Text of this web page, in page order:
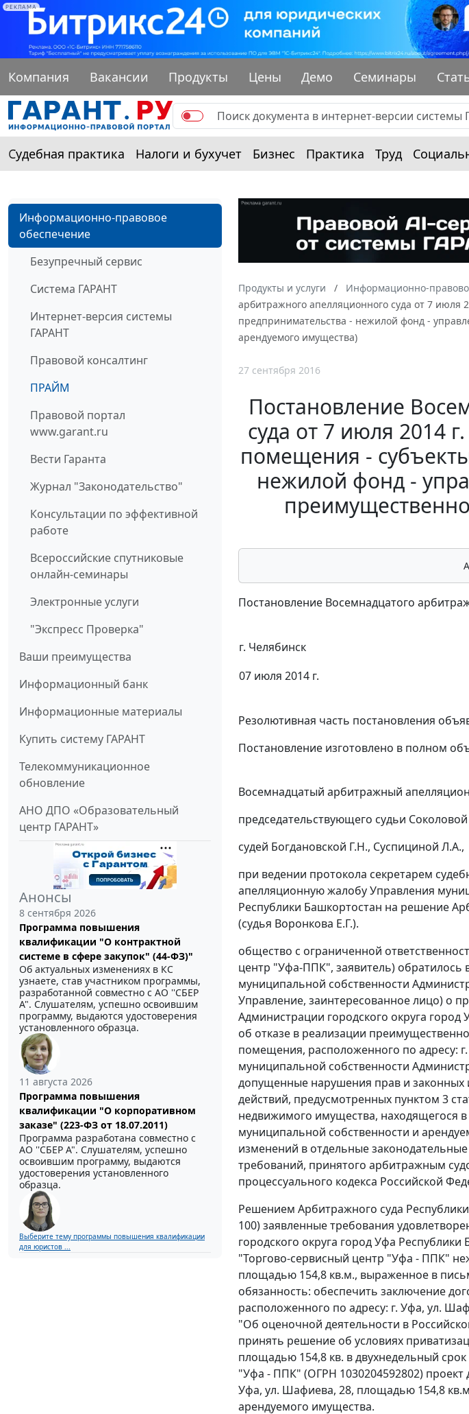
РЕКЛАМА
Компания Вакансии Продукты Цены Демо Семинары
Судебная практика Налоги и бухучет Бизнес Практика Труд
Информационно-правовое
обеспечение
Безупречный сервис
Система ГАРАНТ
Интернет-версия системы
ГАРАНТ
Правовой консалтинг
ПРАЙМ
Правовой портал
www.garant.ru
Вести Гаранта
Журнал "Законодательство"
Консультации по эффективной
работе
Всероссийские спутниковые
онлайн-семинары
Электронные услуги
"Экспресс Проверка"
Ваши преимущества
Информационный банк
Информационные материалы
Купить систему ГАРАНТ
Телекоммуникационное
обновление
АНО ДПО «Образовательный
центр ГАРАНТ»
Анонсы
8 сентября 2026
Программа повышения
квалификации "О контрактной
системе в сфере закупок" (44-ФЗ)"
Об актуальных изменениях в КС
узнаете, став участником программы,
разработанной совместно с АО ''СБЕР
А". Слушателям, успешно освоившим
программу, выдаются удостоверения
установленного образца.
11 августа 2026
Программа повышения
квалификации "О корпоративном
заказе" (223-ФЗ от 18.07.2011)
Программа разработана совместно с
АО ''СБЕР А". Слушателям, успешно
освоившим программу, выдаются
удостоверения установленного
образца.
Выберите тему программы повышения квалификации
для юристов ...
Продукты и услуги Информационно-
арбитражного апелляционного суда от 7
предпринимательства - нежилой фонд -
арендуемого имущества)
27 сентября 2016
Постановление
суда от 7 июля 2014
помещения -
нежилой фонд -
Постановление Восемнадцатого
г. Челябинск
07 июля 2014 г.
Резолютивная часть постановления
Постановление изготовлено в полном
Восемнадцатый арбитражный
председательствующего судьи
судей Богдановской Г.Н., Суспициной Л.А.,
при ведении протокола секретарем
апелляционную жалобу Управления
Республики Башкортостан на решение
(судья Воронкова Е.Г.).
общество с ограниченной
центр "Уфа-ППК", заявитель) обратилось
муниципальной собственности
Управление, заинтересованное лицо) о
Администрации городского округа
об отказе в реализации
помещения, расположенного по адресу:
муниципальной собственности
допущенные нарушения прав и
действий, предусмотренных пунктом 3
недвижимого имущества, находящегося
муниципальной собственности и
изменений в отдельные
требований, принятого арбитражным
процессуального кодекса Российской
Решением Арбитражного суда
100) заявленные требования
городского округа город Уфа
"Торгово-сервисный центр "Уфа - ППК"
площадью 154,8 кв.м., выраженное в
обязанность: обеспечить заключение
расположенного по адресу: г. Уфа, ул.
"Об оценочной деятельности в
принять решение об условиях
площадью 154,8 кв. в двухнедельный
"Уфа - ППК" (ОГРН 1030204592802)
Уфа, ул. Шафиева, 28, площадью 154,8
арендуемого имущества.